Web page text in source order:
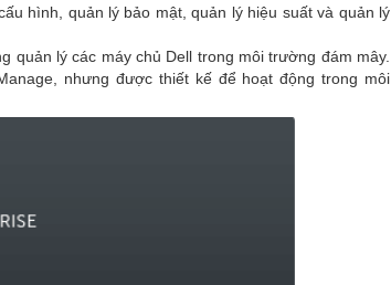
hình, quản lý bảo mật, quản lý hiệu suất và quản lý
quản lý các máy chủ Dell trong môi trường đám mây.
nhưng được thiết kế để hoạt động trong môi